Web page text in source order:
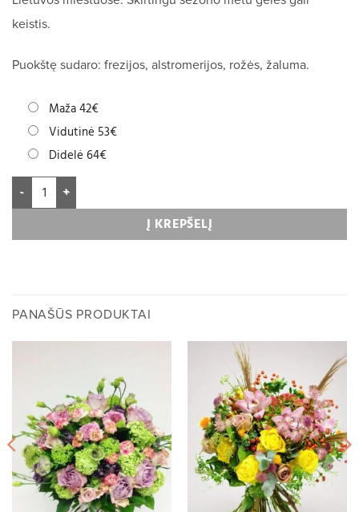
keistis.
Puokštę sudaro: frezijos, alstromerijos, rožės, žaluma.
Maža 42€
Vidutinė 53€
Didelė 64€
Į KREPŠELĮ
PANAŠŪS PRODUKTAI